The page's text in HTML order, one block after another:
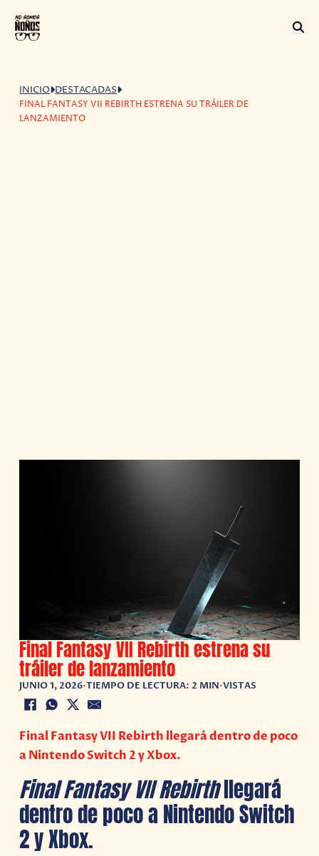
INICIO DESTACADAS
FINAL FANTASY VII REBIRTH ESTRENA SU TRÁILER DE
LANZAMIENTO
Final Fantasy VII Rebirth estrena su
tráiler de lanzamiento
JUNIO 1, 2026•TIEMPO DE LECTURA: 2 MIN•VISTAS
Final Fantasy VII Rebirth llegará dentro de poco
a Nintendo Switch 2 y Xbox.
Final Fantasy VII Rebirthllegará
dentro de poco a Nintendo Switch
2 y Xbox.